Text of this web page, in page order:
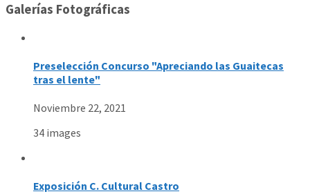
Galerías Fotográficas
Preselección Concurso "Apreciando las Guaitecas
tras el lente"
Noviembre 22, 2021
34 images
Exposición C. Cultural Castro